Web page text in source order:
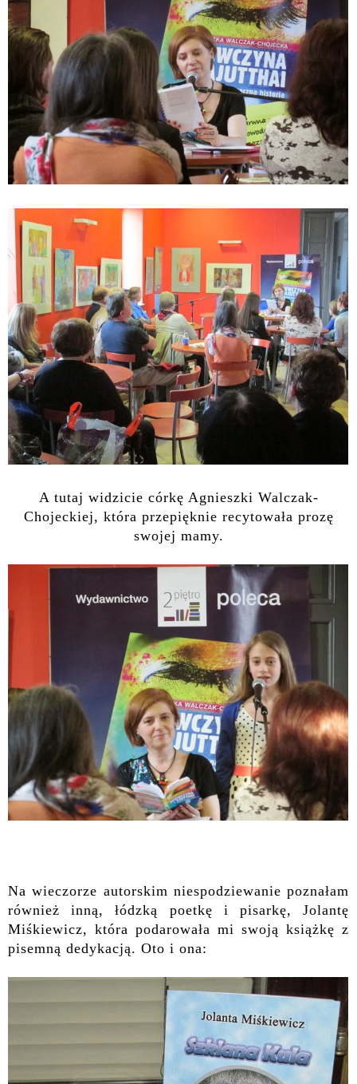
A tutaj widzicie córkę Agnieszki Walczak-
Chojeckiej, która przepięknie recytowała prozę
swojej mamy.
Na wieczorze autorskim niespodziewanie poznałam
również inną, łódzką poetkę i pisarkę, Jolantę
Miśkiewicz, która podarowała mi swoją książkę z
pisemną dedykacją. Oto i ona: